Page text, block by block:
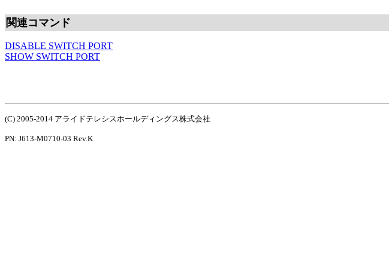
関連コマンド
DISABLE SWITCH PORT
SHOW SWITCH PORT
(C) 2005-2014 アライドテレシスホールディングス株式会社
PN: J613-M0710-03 Rev.K